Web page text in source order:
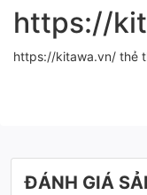
https://
https://kitawa.vn/ thẻ
ĐÁNH GIÁ